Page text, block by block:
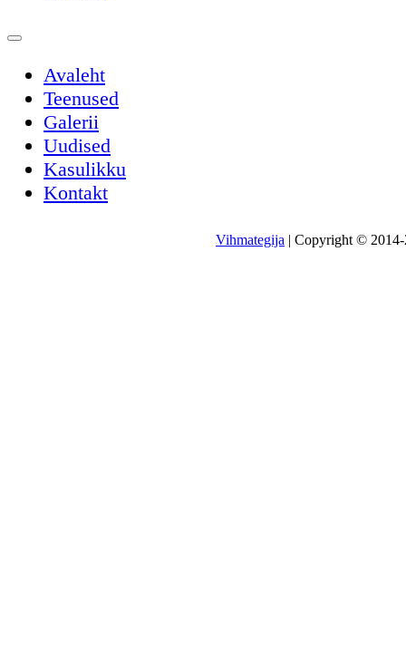
Avaleht
Teenused
Galerii
Uudised
Kasulikku
Kontakt
Vihmategija | Copyright ©